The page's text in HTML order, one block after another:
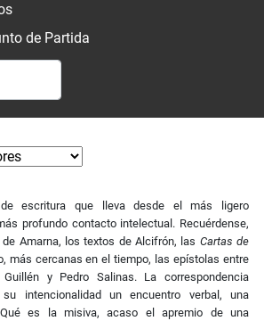
de Partida
escritura que lleva desde el más ligero
profundo contacto intelectual. Recuérdense,
Amarna, los textos de Alcifrón, las Cartas de
más cercanas en el tiempo, las epístolas entre
y Pedro Salinas. La correspondencia
intencionalidad un encuentro verbal, una
Qué es la misiva, acaso el apremio de una